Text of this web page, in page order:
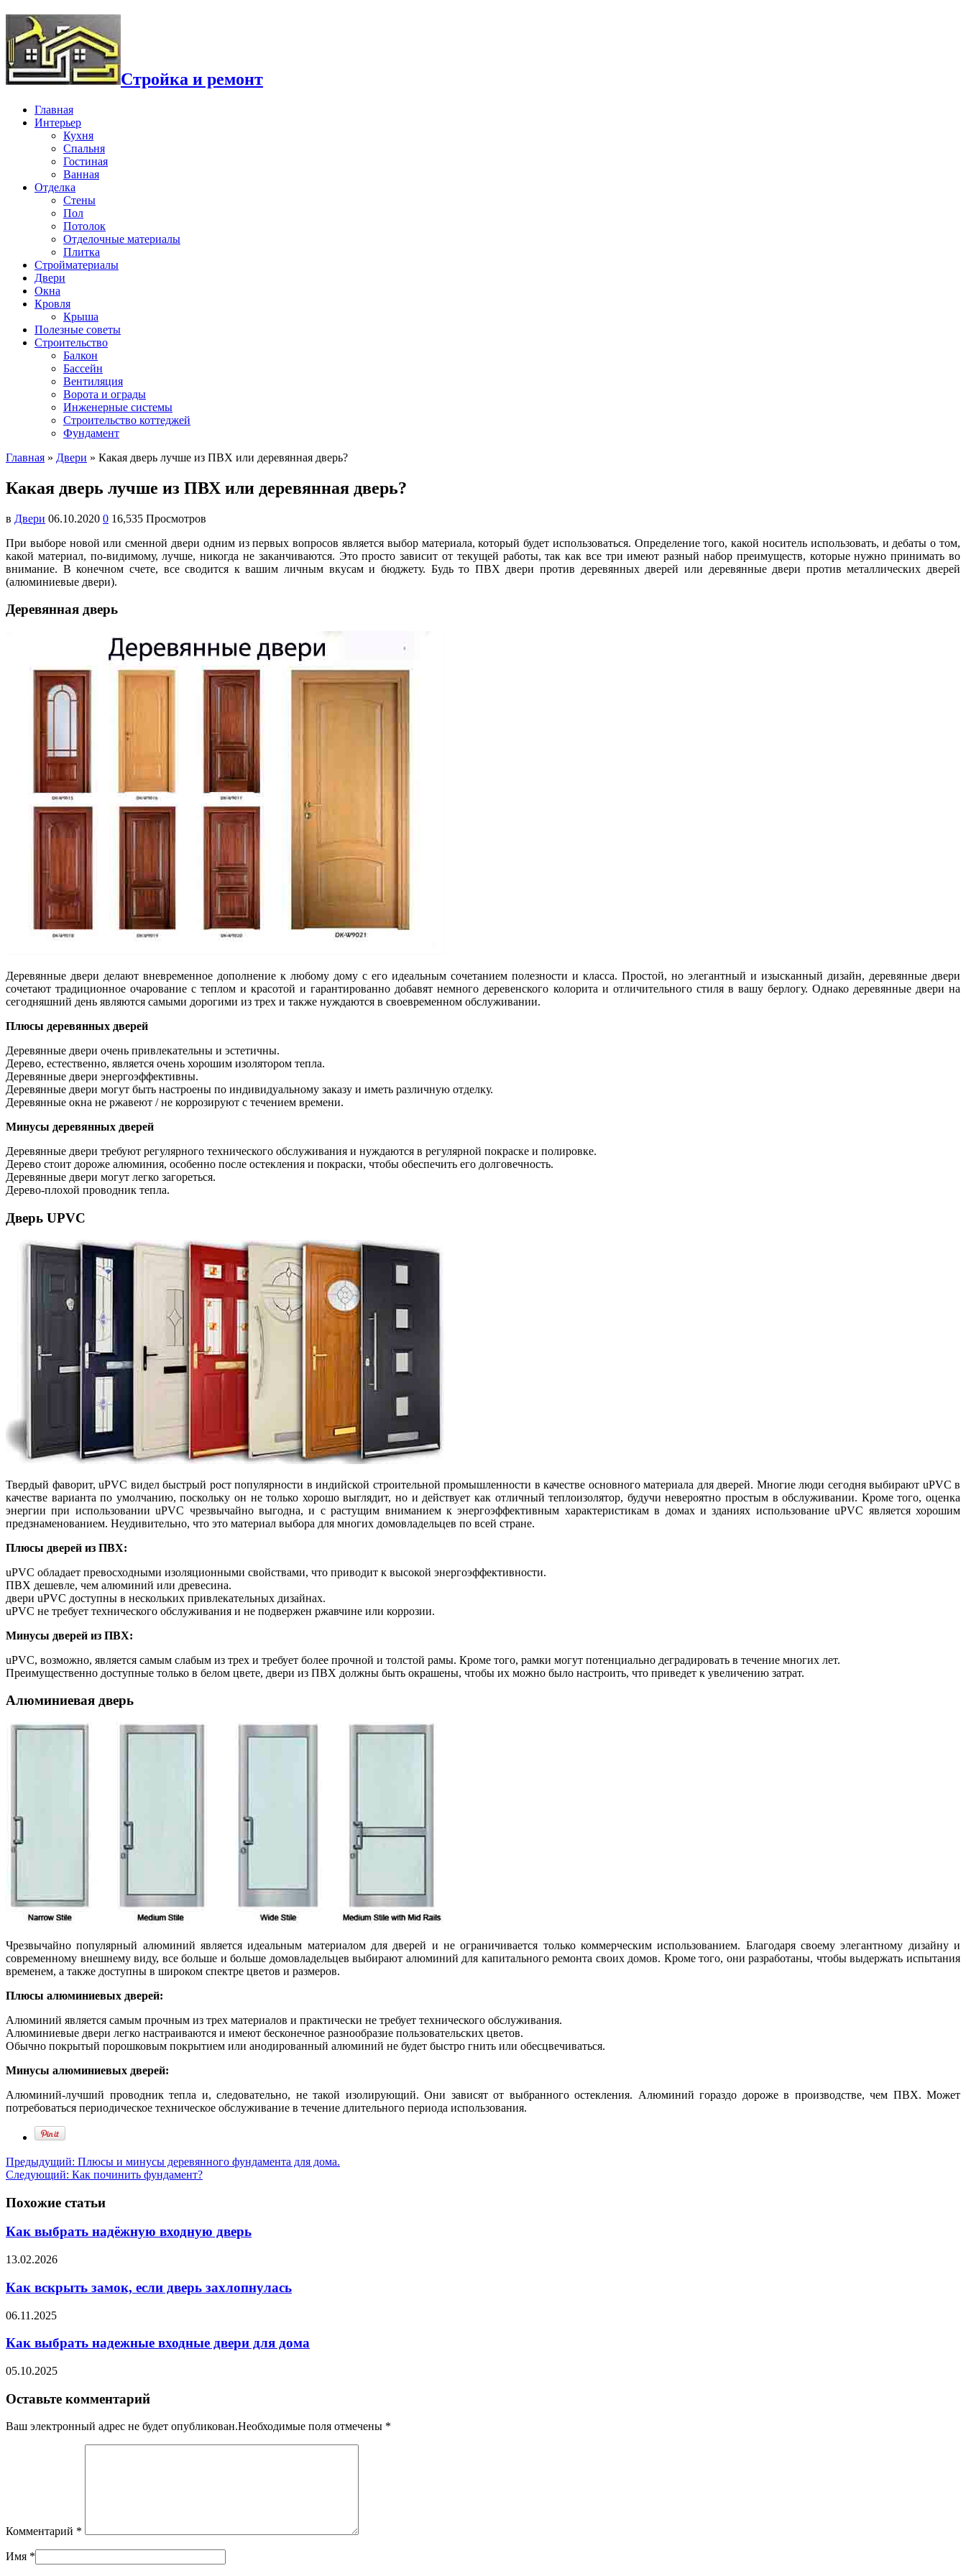
Стройка и ремонт
Главная
Интерьер
Кухня
Спальня
Гостиная
Ванная
Отделка
Стены
Пол
Потолок
Отделочные материалы
Плитка
Стройматериалы
Двери
Окна
Кровля
Крыша
Полезные советы
Строительство
Балкон
Бассейн
Вентиляция
Ворота и ограды
Инженерные системы
Строительство коттеджей
Фундамент
Главная » Двери » Какая дверь лучше из ПВХ или деревянная дверь?
Какая дверь лучше из ПВХ или деревянная дверь?
в Двери 06.10.2020 0 16,535 Просмотров
При выборе новой или сменной двери одним из первых вопросов является выбор материала, который будет использоваться. Определение того, какой носитель использовать, и дебаты о том,
какой материал, по-видимому, лучше, никогда не заканчиваются. Это просто зависит от текущей работы, так как все три имеют разный набор преимуществ, которые нужно принимать во
внимание. В конечном счете, все сводится к вашим личным вкусам и бюджету. Будь то ПВХ двери против деревянных дверей или деревянные двери против металлических дверей
(алюминиевые двери).
Деревянная дверь
Деревянные двери делают вневременное дополнение к любому дому с его идеальным сочетанием полезности и класса. Простой, но элегантный и изысканный дизайн, деревянные двери
сочетают традиционное очарование с теплом и красотой и гарантированно добавят немного деревенского колорита и отличительного стиля в вашу берлогу. Однако деревянные двери на
сегодняшний день являются самыми дорогими из трех и также нуждаются в своевременном обслуживании.
Плюсы деревянных дверей
Деревянные двери очень привлекательны и эстетичны.
Дерево, естественно, является очень хорошим изолятором тепла.
Деревянные двери энергоэффективны.
Деревянные двери могут быть настроены по индивидуальному заказу и иметь различную отделку.
Деревянные окна не ржавеют / не коррозируют с течением времени.
Минусы деревянных дверей
Деревянные двери требуют регулярного технического обслуживания и нуждаются в регулярной покраске и полировке.
Дерево стоит дороже алюминия, особенно после остекления и покраски, чтобы обеспечить его долговечность.
Деревянные двери могут легко загореться.
Дерево-плохой проводник тепла.
Дверь UPVC
Твердый фаворит, uPVC видел быстрый рост популярности в индийской строительной промышленности в качестве основного материала для дверей. Многие люди сегодня выбирают uPVC в
качестве варианта по умолчанию, поскольку он не только хорошо выглядит, но и действует как отличный теплоизолятор, будучи невероятно простым в обслуживании. Кроме того, оценка
энергии при использовании uPVC чрезвычайно выгодна, и с растущим вниманием к энергоэффективным характеристикам в домах и зданиях использование uPVC является хорошим
предзнаменованием. Неудивительно, что это материал выбора для многих домовладельцев по всей стране.
Плюсы дверей из ПВХ:
uPVC обладает превосходными изоляционными свойствами, что приводит к высокой энергоэффективности.
ПВХ дешевле, чем алюминий или древесина.
двери uPVC доступны в нескольких привлекательных дизайнах.
uPVC не требует технического обслуживания и не подвержен ржавчине или коррозии.
Минусы дверей из ПВХ:
uPVC, возможно, является самым слабым из трех и требует более прочной и толстой рамы. Кроме того, рамки могут потенциально деградировать в течение многих лет.
Преимущественно доступные только в белом цвете, двери из ПВХ должны быть окрашены, чтобы их можно было настроить, что приведет к увеличению затрат.
Алюминиевая дверь
Чрезвычайно популярный алюминий является идеальным материалом для дверей и не ограничивается только коммерческим использованием. Благодаря своему элегантному дизайну и
современному внешнему виду, все больше и больше домовладельцев выбирают алюминий для капитального ремонта своих домов. Кроме того, они разработаны, чтобы выдержать испытания
временем, а также доступны в широком спектре цветов и размеров.
Плюсы алюминиевых дверей:
Алюминий является самым прочным из трех материалов и практически не требует технического обслуживания.
Алюминиевые двери легко настраиваются и имеют бесконечное разнообразие пользовательских цветов.
Обычно покрытый порошковым покрытием или анодированный алюминий не будет быстро гнить или обесцвечиваться.
Минусы алюминиевых дверей:
Алюминий-лучший проводник тепла и, следовательно, не такой изолирующий. Они зависят от выбранного остекления. Алюминий гораздо дороже в производстве, чем ПВХ. Может
потребоваться периодическое техническое обслуживание в течение длительного периода использования.
Предыдущий: Плюсы и минусы деревянного фундамента для дома.
Следующий: Как починить фундамент?
Похожие статьи
Как выбрать надёжную входную дверь
13.02.2026
Как вскрыть замок, если дверь захлопнулась
06.11.2025
Как выбрать надежные входные двери для дома
05.10.2025
Оставьте комментарий
Ваш электронный адрес не будет опубликован.Необходимые поля отмечены *
Комментарий *
Имя *